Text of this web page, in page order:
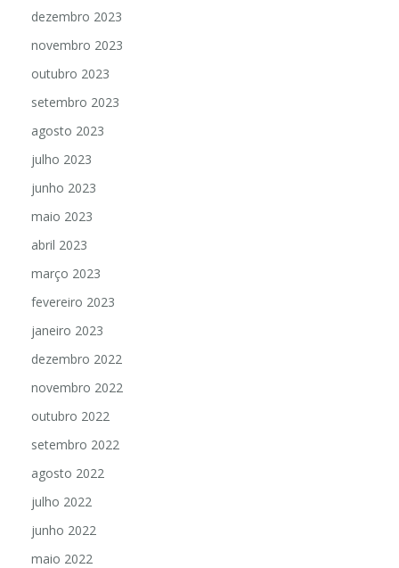
dezembro 2023
novembro 2023
outubro 2023
setembro 2023
agosto 2023
julho 2023
junho 2023
maio 2023
abril 2023
março 2023
fevereiro 2023
janeiro 2023
dezembro 2022
novembro 2022
outubro 2022
setembro 2022
agosto 2022
julho 2022
junho 2022
maio 2022